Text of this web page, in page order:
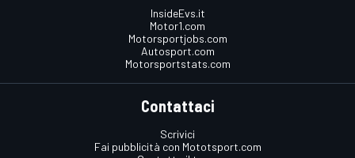
InsideEvs.it
Motor1.com
Motorsportjobs.com
Autosport.com
Motorsportstats.com
Contattaci
Scrivici
Fai pubblicità con Mototsport.com